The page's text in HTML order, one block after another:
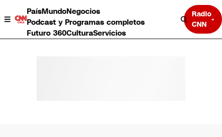
PaísMundoNegocios
Podcast y Programas completos
Futuro 360CulturaServicios
Radio
CNN